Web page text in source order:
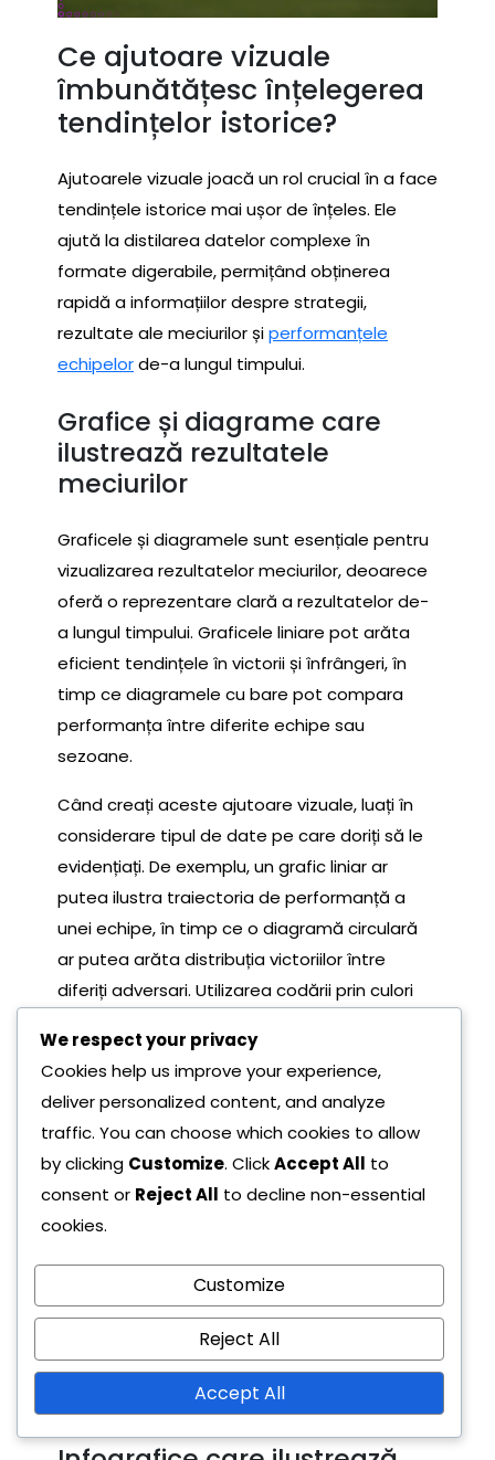
Ce ajutoare vizuale
îmbunătățesc înțelegerea
tendințelor istorice?
Ajutoarele vizuale joacă un rol crucial în a face
tendințele istorice mai ușor de înțeles. Ele
ajută la distilarea datelor complexe în
formate digerabile, permițând obținerea
rapidă a informațiilor despre strategii,
rezultate ale meciurilor șiperformanțele
echipelorde-a lungul timpului.
Grafice și diagrame care
ilustrează rezultatele
meciurilor
Graficele și diagramele sunt esențiale pentru
vizualizarea rezultatelor meciurilor, deoarece
oferă o reprezentare clară a rezultatelor de-
a lungul timpului. Graficele liniare pot arăta
eficient tendințele în victorii și înfrângeri, în
timp ce diagramele cu bare pot compara
performanța între diferite echipe sau
sezoane.
Când creați aceste ajutoare vizuale, luați în
considerare tipul de date pe care doriți să le
evidențiați. De exemplu, un grafic liniar ar
putea ilustra traiectoria de performanță a
unei echipe, în timp ce o diagramă circulară
ar putea arăta distribuția victoriilor între
diferiți adversari. Utilizarea codării prin culori
Utilizați grafice liniare pentru tendințe
de-a lungul timpului.
Diagrama cu bare este eficientă
pentru compararea mai multor echipe.
Diagrama circulară poate ilustra
distribuțiile victoriilor.
supraîncărcate cu informații. Vizați
simplitatea și concentrați-vă pe concluziile
cheie pentru a menține interesul și
înțelegerea spectatorilor. Etichetați axele clar
și oferiți o legendă dacă este necesar.
We respect your privacy
Cookies help us improve your experience,
deliver personalized content, and analyze
traffic. You can choose which cookies to allow
by clicking Customize. ClickAccept All to
consent or Reject All to decline non-essential
cookies.
Customize
Reject All
Accept All